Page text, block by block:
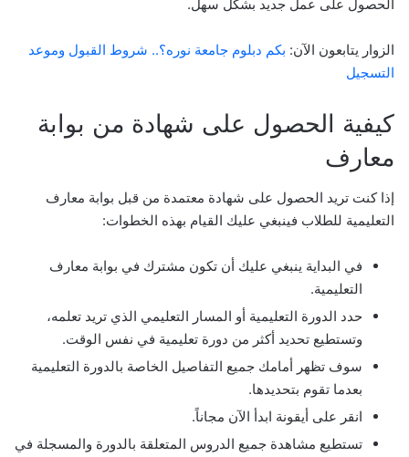
الحصول على عمل جديد بشكل سهل.
الزوار يتابعون الآن: بكم دبلوم جامعة نوره؟.. شروط القبول وموعد
التسجيل
كيفية الحصول على شهادة من بوابة
معارف
إذا كنت تريد الحصول على شهادة معتمدة من قبل بوابة معارف
التعليمية للطلاب فينبغي عليك القيام بهذه الخطوات:
في البداية ينبغي عليك أن تكون مشترك في بوابة معارف
التعليمية.
حدد الدورة التعليمية أو المسار التعليمي الذي تريد تعلمه،
وتستطيع تحديد أكثر من دورة تعليمية في نفس الوقت.
سوف تظهر أمامك جميع التفاصيل الخاصة بالدورة التعليمية
بعدما تقوم بتحديدها.
انقر على أيقونة ابدأ الآن مجاناً.
تستطيع مشاهدة جميع الدروس المتعلقة بالدورة والمسجلة في